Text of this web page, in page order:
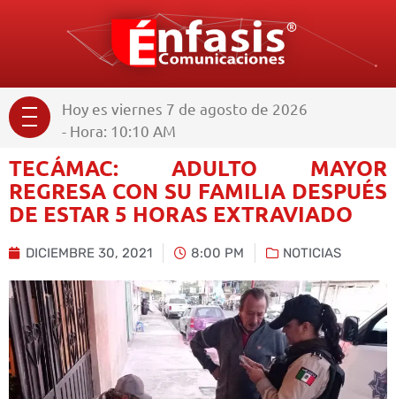
Hoy es viernes 7 de agosto de 2026
- Hora: 10:10 AM
TECÁMAC: ADULTO MAYOR
REGRESA CON SU FAMILIA DESPUÉS
DE ESTAR 5 HORAS EXTRAVIADO
DICIEMBRE 30, 2021 8:00 PM NOTICIAS